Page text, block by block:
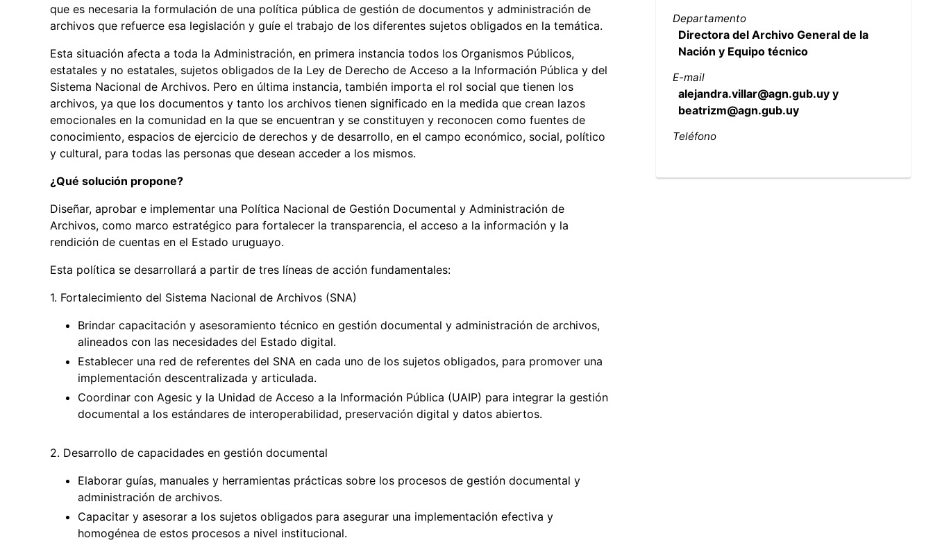
que es necesaria la formulación de una política pública de gestión de documentos y administración de
archivos que refuerce esa legislación y guíe el trabajo de los diferentes sujetos obligados en la temática.
Esta situación afecta a toda la Administración, en primera instancia todos los Organismos Públicos,
estatales y no estatales, sujetos obligados de la Ley de Derecho de Acceso a la Información Pública y del
Sistema Nacional de Archivos. Pero en última instancia, también importa el rol social que tienen los
archivos, ya que los documentos y tanto los archivos tienen significado en la medida que crean lazos
emocionales en la comunidad en la que se encuentran y se constituyen y reconocen como fuentes de
conocimiento, espacios de ejercicio de derechos y de desarrollo, en el campo económico, social, político
y cultural, para todas las personas que desean acceder a los mismos.
¿Qué solución propone?
Diseñar, aprobar e implementar una Política Nacional de Gestión Documental y Administración de
Archivos, como marco estratégico para fortalecer la transparencia, el acceso a la información y la
rendición de cuentas en el Estado uruguayo.
Esta política se desarrollará a partir de tres líneas de acción fundamentales:
1. Fortalecimiento del Sistema Nacional de Archivos (SNA)
Brindar capacitación y asesoramiento técnico en gestión documental y administración de archivos,
alineados con las necesidades del Estado digital.
Establecer una red de referentes del SNA en cada uno de los sujetos obligados, para promover una
implementación descentralizada y articulada.
Coordinar con Agesic y la Unidad de Acceso a la Información Pública (UAIP) para integrar la gestión
documental a los estándares de interoperabilidad, preservación digital y datos abiertos.
2. Desarrollo de capacidades en gestión documental
Elaborar guías, manuales y herramientas prácticas sobre los procesos de gestión documental y
administración de archivos.
Capacitar y asesorar a los sujetos obligados para asegurar una implementación efectiva y
homogénea de estos procesos a nivel institucional.
Departamento
Directora del Archivo General de la
Nación y Equipo técnico
E-mail
alejandra.villar@agn.gub.uy y
beatrizm@agn.gub.uy
Teléfono